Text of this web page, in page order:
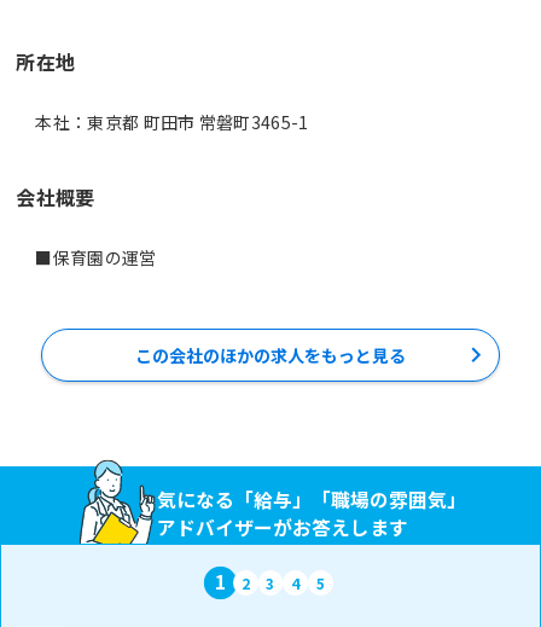
所在地
本社：東京都 町田市 常磐町3465-1
会社概要
■保育園の運営
この会社のほかの求人をもっと見る
気になる「給与」「職場の雰囲気」
アドバイザーがお答えします
1 2 3 4 5